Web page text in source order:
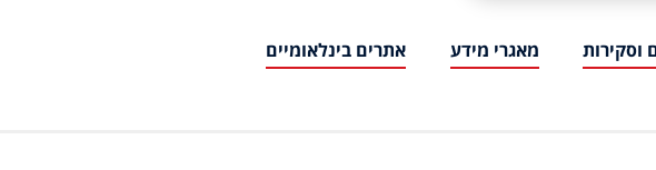
וסקירות מאגרי מידע אתרים בינלאומיים